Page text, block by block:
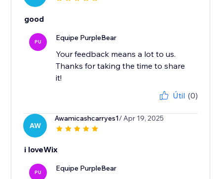
good
PU Equipe PurpleBear
Your feedback means a lot to us.
Thanks for taking the time to share
it!
Útil (0)
AW
Awamicashcarryes1/ Apr 19, 2025
i loveWix
PU Equipe PurpleBear